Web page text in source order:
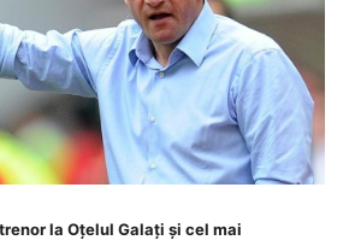
la Oțelul Galați și cel mai